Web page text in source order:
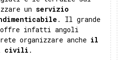
un servizio
. Il grande
offre infatti angoli
organizzare anche il
civili .